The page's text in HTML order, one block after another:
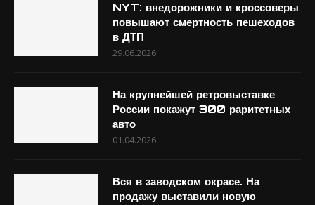
NYT: внедорожники и кроссоверы
повышают смертность пешеходов
в ДТП
29.06.2026
На крупнейшей ретровыставке
России покажут 300 раритетных
авто
01.04.2026
Вся в заводском окрасе. На
продажу выставили новую